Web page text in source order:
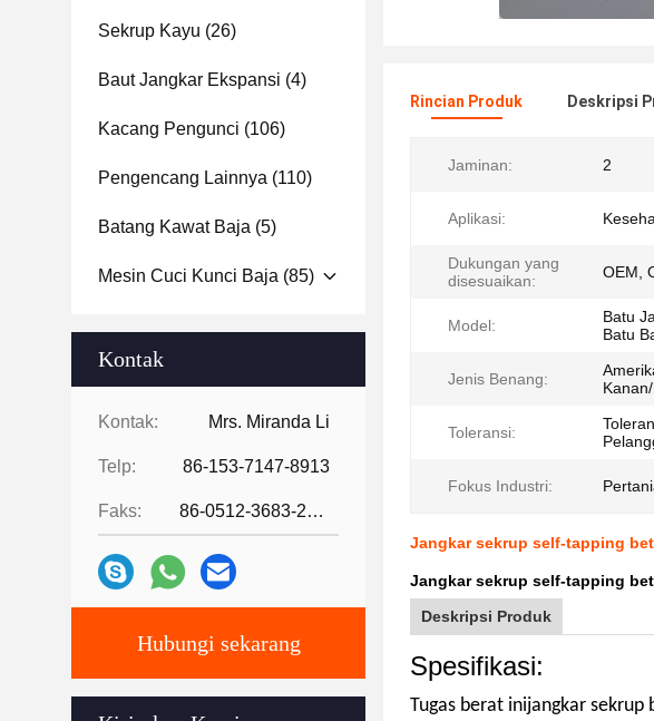
Sekrup Kayu (26)
Baut Jangkar Ekspansi (4)
Kacang Pengunci (106)
Pengencang Lainnya (110)
Batang Kawat Baja (5)
Mesin Cuci Kunci Baja (85)
Kontak
Kontak: Mrs. Miranda Li
Telp: 86-153-7147-8913
Faks: 86-0512-3683-2631
Hubungi sekarang
Rincian Produk Deskripsi
Jaminan: 2
Aplikasi:
Dukungan yang
disesuaikan:
OEM,
Model:
Batu
Batu
Jenis Benang:
Toleransi:
Fokus Industri:
Jangkar sekrup self-tapping
Jangkar sekrup self-tapping
Deskripsi Produk
Spesifikasi:
Tugas berat inijangkar sekrup